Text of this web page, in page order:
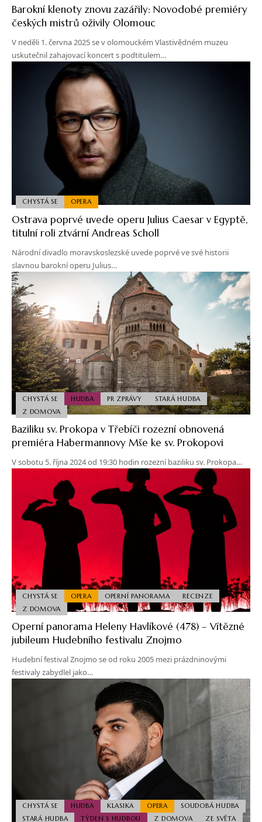
Barokní klenoty znovu zazářily: Novodobé premiéry
českých mistrů oživily Olomouc
V neděli 1. června 2025 se v olomouckém Vlastivědném muzeu
uskutečnil zahajovací koncert s podtitulem…
CHYSTÁ SE OPERA
Ostrava poprvé uvede operu Julius Caesar v Egyptě,
titulní roli ztvární Andreas Scholl
Národní divadlo moravskoslezské uvede poprvé ve své historii
slavnou barokní operu Julius…
CHYSTÁ SE HUDBA PR ZPRÁVY
STARÁ HUDBA
Z DOMOVA
Baziliku sv. Prokopa v Třebíči rozezní obnovená
premiéra Habermannovy Mše ke sv. Prokopovi
V sobotu 5. října 2024 od 19:30 hodin rozezní baziliku sv. Prokopa…
CHYSTÁ SE OPERA OPERNÍ PANORAMA
RECENZE
Z DOMOVA
Operní panorama Heleny Havlíkové (478) – Vítězné
jubileum Hudebního festivalu Znojmo
Hudební festival Znojmo se od roku 2005 mezi prázdninovými
festivaly zabydlel jako…
CHYSTÁ SE HUDBA KLASIKA OPERA
SOUDOBÁ HUDBA
STARÁ HUDBA
TÝDEN S HUDBOU Z DOMOVA ZE SVĚTA